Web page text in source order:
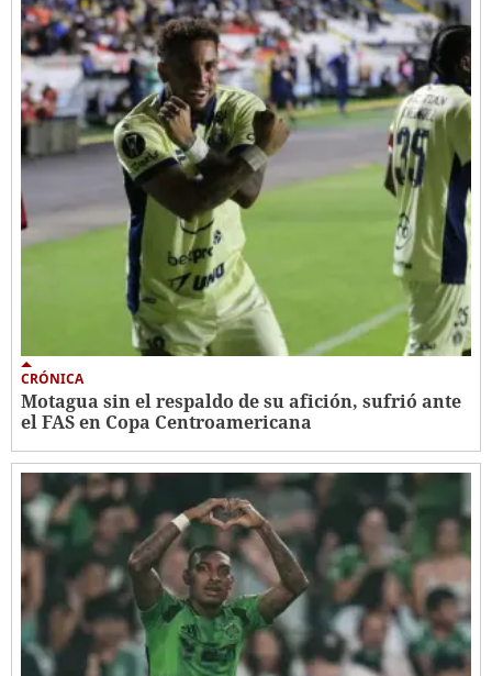
CRÓNICA
Motagua sin el respaldo de su afición, sufrió ante
el FAS en Copa Centroamericana